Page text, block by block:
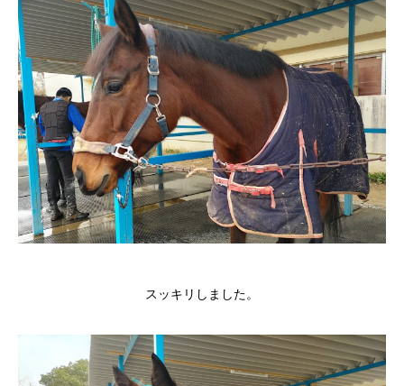
スッキリしました。